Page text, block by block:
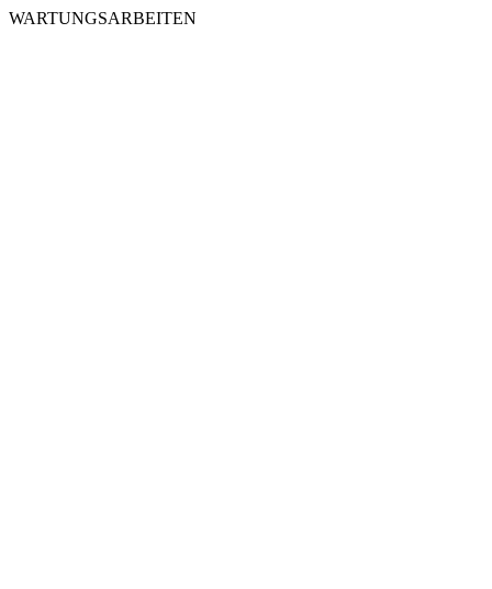
WARTUNGSARBEITEN